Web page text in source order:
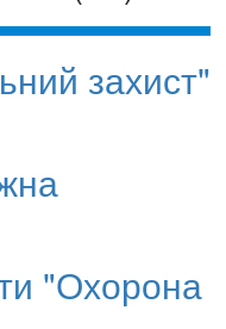
захист"
"Охорона